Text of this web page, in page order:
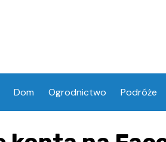
Dom Ogrodnictwo Podróże